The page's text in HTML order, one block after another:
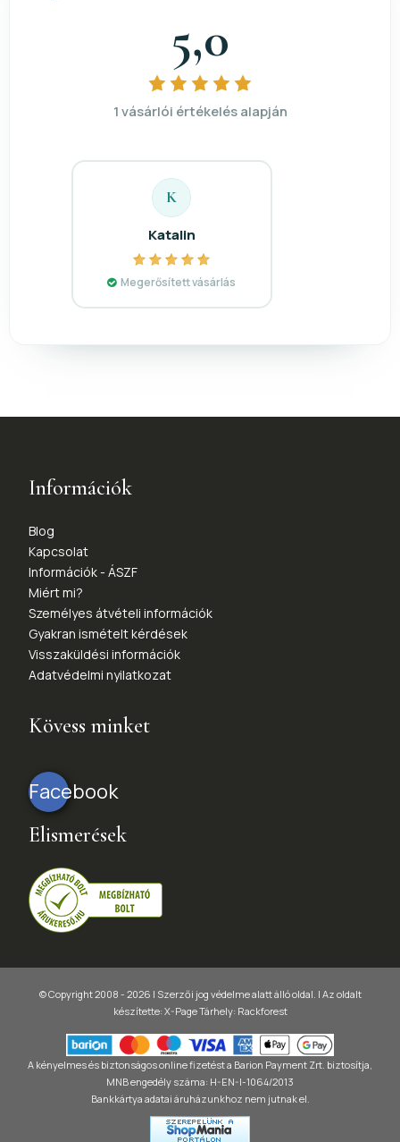
5,0
1 vásárlói értékelés alapján
K
Katalin
Megerősített vásárlás
Információk
Blog
Kapcsolat
Információk - ÁSZF
Miért mi?
Személyes átvételi információk
Gyakran ismételt kérdések
Visszaküldési információk
Adatvédelmi nyilatkozat
Kövess minket
Facebook
Elismerések
© Copyright 2008 - 2026 | Szerzői jog védelme alatt álló oldal. | Az oldalt
készítette: X-PageTárhely: Rackforest
A kényelmes és biztonságos online fizetést a Barion Payment Zrt. biztosítja,
MNB engedély száma: H-EN-I-1064/2013
Bankkártya adatai áruházunkhoz nem jutnak el.